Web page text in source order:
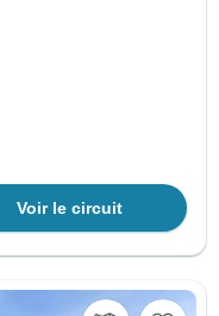
Voir le circuit